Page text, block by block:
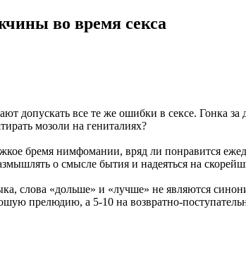
во время секса
допускать все те же ошибки в сексе. Гонка
мозоли на гениталиях?
бремя нимфомании, вряд ли понравится
о смысле бытия и надеяться на
слова «дольше» и «лучше» не являются
прелюдию, а 5-10 на возвратно-